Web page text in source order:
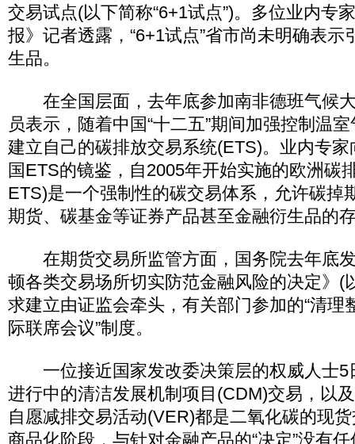
交易试点(以下简称“6+1试点”)。多位业内专
报》记者透露，“6+1试点”省市尚未明确表示
生品。
在全国层面，去年底参加南非德班气候
员表示，随着中国“十二五”期间加强控制温
建立自己的碳排放交易系统(ETS)。业内专
国ETS的镜鉴，自2005年开始实施的欧洲碳
ETS)是一个强制性的碳交易体系，允许碳掉
期货、碳基金等证券产品甚至金融衍生品的
在期货交易所监管方面，国务院去年底
顿各类交易场所切实防范金融风险的决定》(
求建立由证监会牵头，有关部门参加的“清理
际联席会议”制度。
一位接近国家发改委决策层的权威人士5
进行中的清洁发展机制项目(CDM)交易，以
自愿减排交易活动(VER)都是二氧化碳的现
商品化阶段，与针对金融产品的“决定”没有